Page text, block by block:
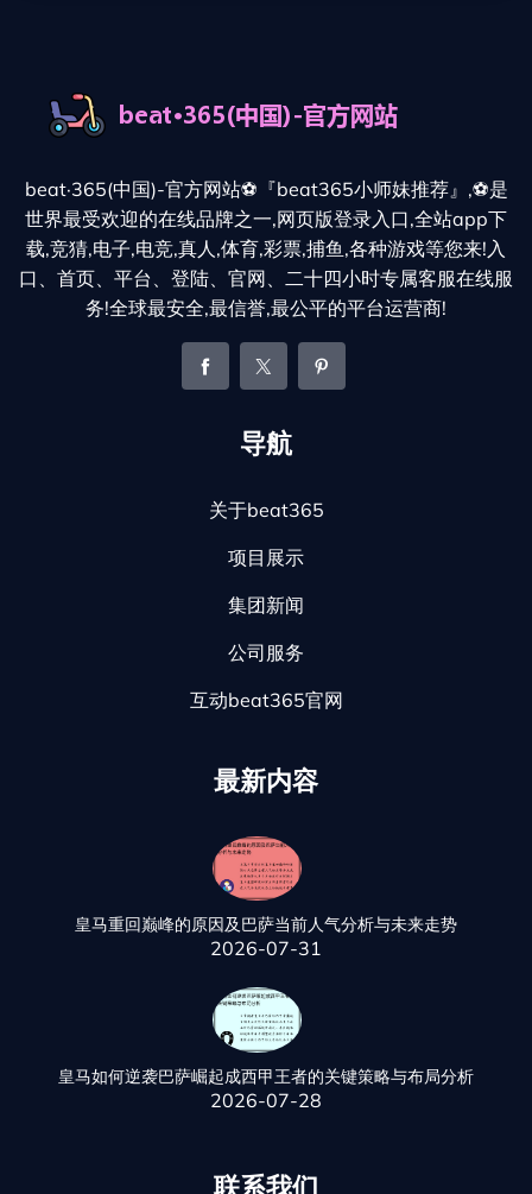
beat·365(中国)-官方网站⚽️『beat365小师妹推荐』,⚽️是
世界最受欢迎的在线品牌之一,网页版登录入口,全站app下
载,竞猜,电子,电竞,真人,体育,彩票,捕鱼,各种游戏等您来!入
口、首页、平台、登陆、官网、二十四小时专属客服在线服
务!全球最安全,最信誉,最公平的平台运营商!
导航
关于beat365
项目展示
集团新闻
公司服务
互动beat365官网
最新内容
皇马重回巅峰的原因及巴萨当前人气分析与未来走势
2026-07-31
皇马如何逆袭巴萨崛起成西甲王者的关键策略与布局分析
2026-07-28
联系我们